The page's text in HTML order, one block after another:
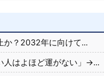
か？2032年に向けて...
人はよほど運がない」→...